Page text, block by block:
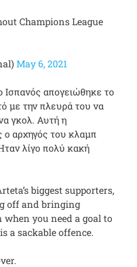
Champions League
May 6, 2021
Ισπανός απογειώθηκε το
με την πλευρά του να
γκολ. Αυτή η
ο αρχηγός του κλαμπ
λίγο πολύ κακή
biggest supporters,
off and bringing
you need a goal to
a sackable offence.